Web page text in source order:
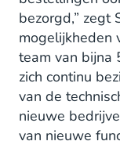
bezorgd,” zegt
mogelijkheden
team van bijna
zich continu
van de
nieuwe
van nieuwe